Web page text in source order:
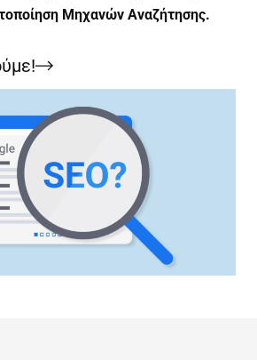
Μηχανών Αναζήτησης.